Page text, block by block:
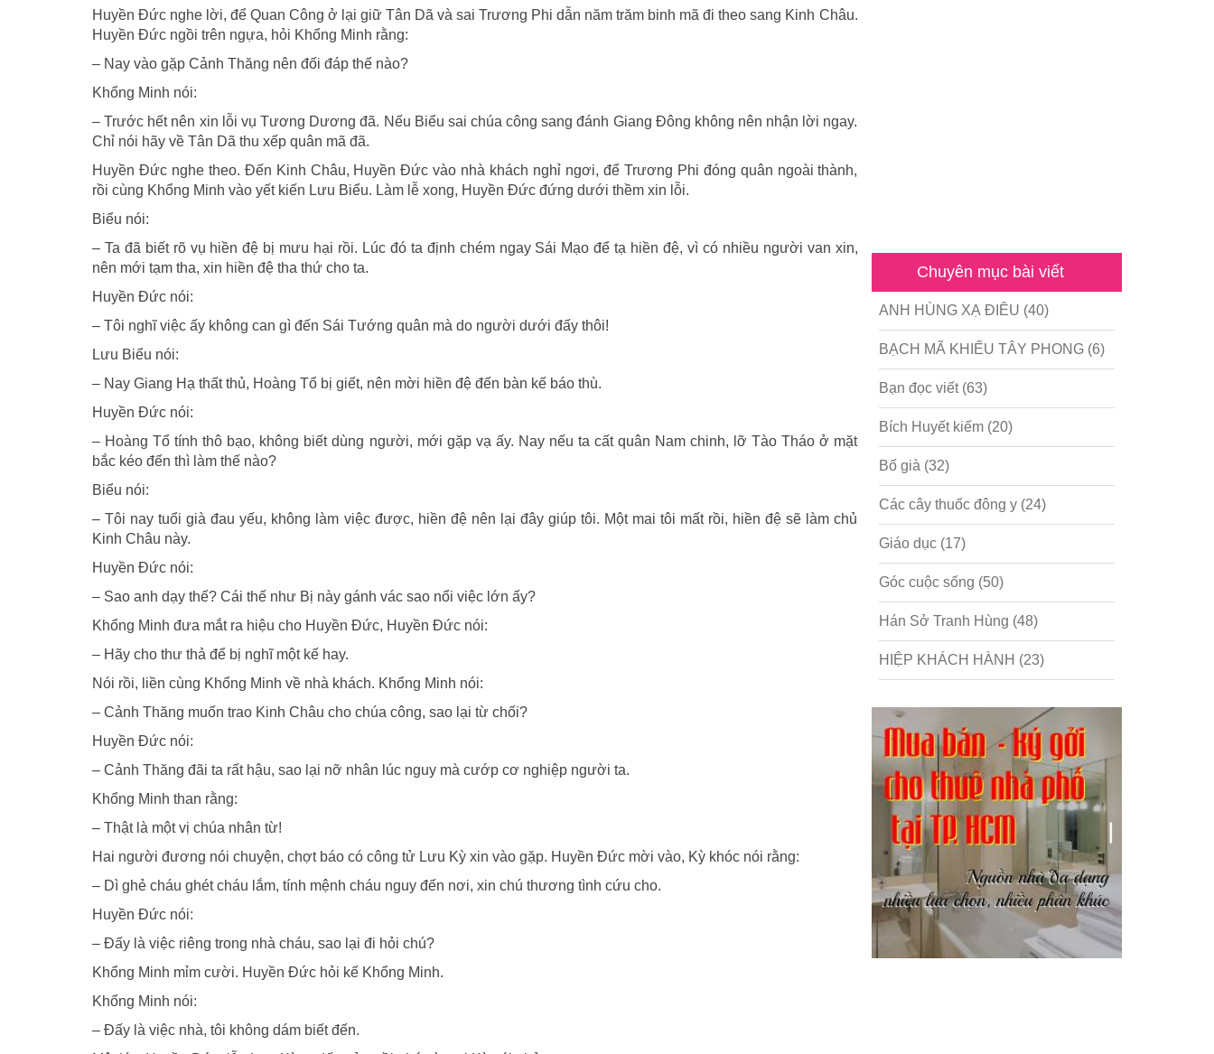
Huyền Đức nghe lời, để Quan Công ở lại giữ Tân Dã và sai Trương Phi dẫn năm trăm binh mã đi theo sang Kinh Châu.
Huyền Đức ngồi trên ngựa, hỏi Khổng Minh rằng:
– Nay vào gặp Cảnh Thăng nên đối đáp thế nào?
Khổng Minh nói:
– Trước hết nên xin lỗi vụ Tương Dương đã. Nếu Biểu sai chúa công sang đánh Giang Đông không nên nhận lời ngay.
Chỉ nói hãy về Tân Dã thu xếp quân mã đã.
Huyền Đức nghe theo. Đến Kinh Châu, Huyền Đức vào nhà khách nghỉ ngơi, để Trương Phi đóng quân ngoài thành,
rồi cùng Khổng Minh vào yết kiến Lưu Biểu. Làm lễ xong, Huyền Đức đứng dưới thềm xin lỗi.
Biểu nói:
– Ta đã biết rõ vụ hiền đệ bị mưu hại rồi. Lúc đó ta định chém ngay Sái Mạo để tạ hiền đệ, vì có nhiều người van xin,
nên mới tạm tha, xin hiền đệ tha thứ cho ta.
Huyền Đức nói:
– Tôi nghĩ việc ấy không can gì đến Sái Tướng quân mà do người dưới đấy thôi!
Lưu Biểu nói:
– Nay Giang Hạ thất thủ, Hoàng Tổ bị giết, nên mời hiền đệ đến bàn kế báo thù.
Huyền Đức nói:
– Hoàng Tổ tính thô bạo, không biết dùng người, mới gặp vạ ấy. Nay nếu ta cất quân Nam chinh, lỡ Tào Tháo ở mặt
bắc kéo đến thì làm thế nào?
Biểu nói:
– Tôi nay tuổi già đau yếu, không làm việc được, hiền đệ nên lại đây giúp tôi. Một mai tôi mất rồi, hiền đệ sẽ làm chủ
Kinh Châu này.
Huyền Đức nói:
– Sao anh dạy thế? Cái thế như Bị này gánh vác sao nổi việc lớn ấy?
Khổng Minh đưa mắt ra hiệu cho Huyền Đức, Huyền Đức nói:
– Hãy cho thư thả để bị nghĩ một kế hay.
Nói rồi, liền cùng Khổng Minh về nhà khách. Khổng Minh nói:
– Cảnh Thăng muốn trao Kinh Châu cho chúa công, sao lại từ chối?
Huyền Đức nói:
– Cảnh Thăng đãi ta rất hậu, sao lại nỡ nhân lúc nguy mà cướp cơ nghiệp người ta.
Khổng Minh than rằng:
– Thật là một vị chúa nhân từ!
Hai người đương nói chuyện, chợt báo có công tử Lưu Kỳ xin vào gặp. Huyền Đức mời vào, Kỳ khóc nói rằng:
– Dì ghẻ cháu ghét cháu lắm, tính mệnh cháu nguy đến nơi, xin chú thương tình cứu cho.
Huyền Đức nói:
– Đấy là việc riêng trong nhà cháu, sao lại đi hỏi chú?
Khổng Minh mỉm cười. Huyền Đức hỏi kế Khổng Minh.
Khổng Minh nói:
– Đấy là việc nhà, tôi không dám biết đến.
Chuyên mục bài viết
ANH HÙNG XẠ ĐIÊU (40)
BẠCH MÃ KHIẾU TÂY PHONG(6)
Bạn đọc viết(63)
Bích Huyết kiếm(20)
Bố già (32)
Các cây thuốc đông y(24)
Giáo dục(17)
Góc cuộc sống (50)
Hán Sở Tranh Hùng (48)
HIỆP KHÁCH HÀNH (23)
Kinh tế(1)
Kỹ năng(18)
Liên Thành quyết(13)
LỘC ĐỈNH KÝ (52)
Nước ngoài(5)
Phi Hồ ngoại truyện